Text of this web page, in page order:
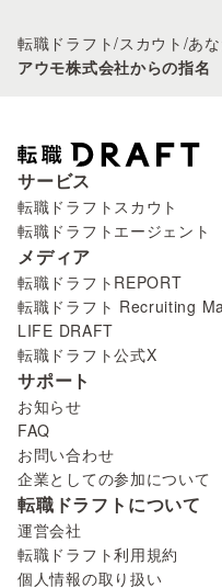
転職ドラフト/スカウト /あ
アウモ株式会社からの指名
サービス
転職ドラフトスカウト
転職ドラフトエージェント
メディア
転職ドラフトREPORT
転職ドラフト Recruiting
LIFE DRAFT
転職ドラフト公式X
サポート
お知らせ
FAQ
お問い合わせ
企業としての参加について
転職ドラフトについて
運営会社
転職ドラフト利用規約
個人情報の取り扱い